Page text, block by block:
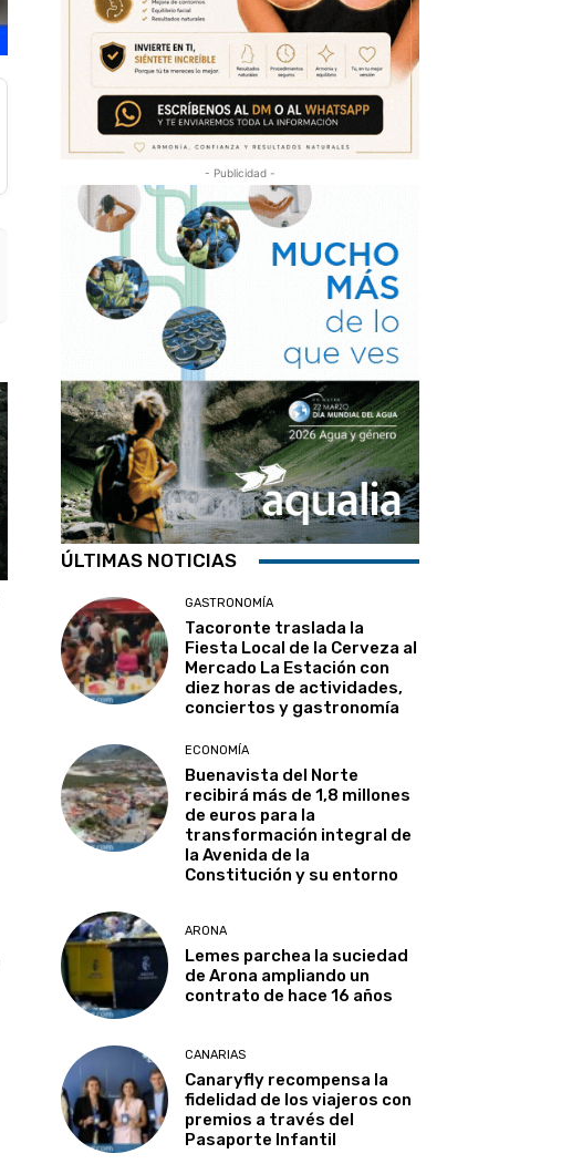
- Publicidad -
ÚLTIMAS NOTICIAS
GASTRONOMÍA
Tacoronte traslada la
Fiesta Local de la Cerveza al
Mercado La Estación con
diez horas de actividades,
conciertos y gastronomía
ECONOMÍA
Buenavista del Norte
recibirá más de 1,8 millones
de euros para la
transformación integral de
la Avenida de la
Constitución y su entorno
ARONA
Lemes parchea la suciedad
de Arona ampliando un
contrato de hace 16 años
CANARIAS
Canaryfly recompensa la
fidelidad de los viajeros con
premios a través del
Pasaporte Infantil